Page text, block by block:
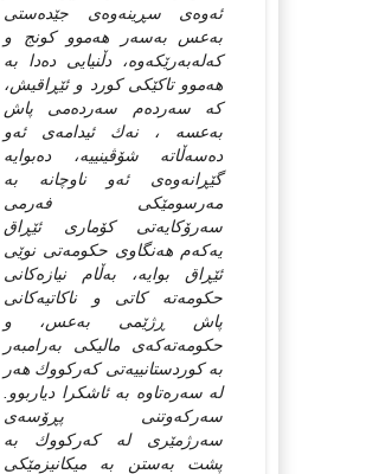
ئه‌وه‌ی سڕینه‌وه‌ی جێده‌ستی
به‌عس به‌سه‌ر هه‌موو کو‌نج و
که‌له‌به‌رێکه‌وه،‌ دڵنیایی ده‌دا به‌
هه‌موو تاکێكی کورد و ئێڕاقیش،
که‌ سه‌رده‌م سه‌رده‌می پاش
به‌عسه‌ ، نه‌ك ئیدامه‌ی ئه‌و
ده‌سه‌ڵاته‌ شۆڤینییه‌، ده‌بوایه‌
گێڕانه‌وه‌ی ئه‌و ناوچانه‌ به‌
مه‌رسومێکی فه‌رمی
سه‌رۆکایه‌تی کۆماری ئێڕاق
یه‌که‌م هه‌نگاوی حکومه‌تی نوێی
ئێڕاق بوایه‌، به‌ڵام نیازه‌کانی
حکومه‌ته‌ کاتی و ناکاتیه‌کانی
پاش ڕژێمی به‌عس، و
حکومه‌ته‌که‌ی مالیکی به‌رامبه‌ر
به‌ کوردستانییه‌تی که‌رکووك هه‌ر
له‌ سه‌ره‌تاوه‌ به‌ ئاشکرا دیاربوو.‌
سه‌رکه‌وتنی پڕۆسه‌ی
سه‌رژمێری له‌ که‌رکووك به‌
پشت به‌ستن به‌ میکانیزمێکی